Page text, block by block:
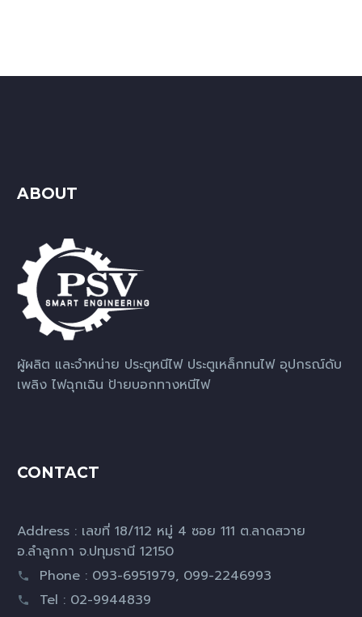
ABOUT
ผู้ผลิต และจำหน่าย ประตูหนีไฟ ประตูเหล็กทนไฟ อุปกรณ์ดับ
เพลิง ไฟฉุกเฉิน ป้ายบอกทางหนีไฟ
CONTACT
Address : เลขที่ 18/112 หมู่ 4 ซอย 111 ต.ลาดสวาย
อ.ลำลูกกา จ.ปทุมธานี 12150
Phone : 093-6951979, 099-2246993
Tel : 02-9944839